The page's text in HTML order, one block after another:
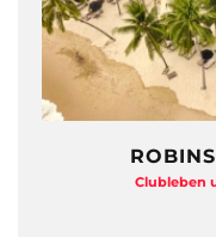
Clubleben